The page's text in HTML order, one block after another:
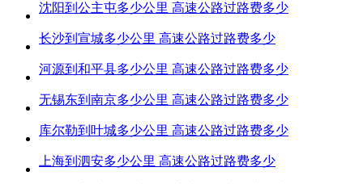
沈阳到公主屯多少公里 高速公路过路费多少
长沙到宣城多少公里 高速公路过路费多少
河源到和平县多少公里 高速公路过路费多少
无锡东到南京多少公里 高速公路过路费多少
库尔勒到叶城多少公里 高速公路过路费多少
上海到泗安多少公里 高速公路过路费多少